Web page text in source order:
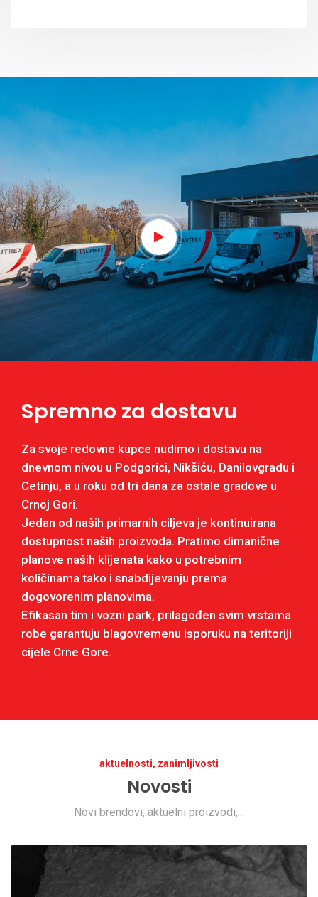
Spremno za dostavu
Za svoje redovne kupce nudimo i dostavu na
dnevnom nivou u Podgorici, Nikšiću, Danilovgradu i
Cetinju, a u roku od tri dana za ostale gradove u
Crnoj Gori.
Jedan od naših primarnih ciljeva je kontinuirana
dostupnost naših proizvoda. Pratimo dimanične
planove naših klijenata kako u potrebnim
količinama tako i snabdijevanju prema
dogovorenim planovima.
Efikasan tim i vozni park, prilagođen svim vrstama
robe garantuju blagovremenu isporuku na teritoriji
cijele Crne Gore.
aktuelnosti, zanimljivosti
Novosti
Novi brendovi, aktuelni proizvodi,...